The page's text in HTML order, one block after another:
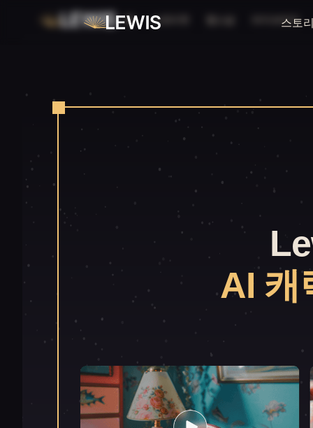
홈 스토리챗 라이브러리
스토
AI 캐